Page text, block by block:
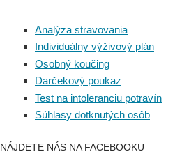
Analýza stravovania
Individuálny výživový plán
Osobný koučing
Darčekový poukaz
Test na intoleranciu potravín
Súhlasy dotknutých osôb
NÁJDETE NÁS NA FACEBOOKU